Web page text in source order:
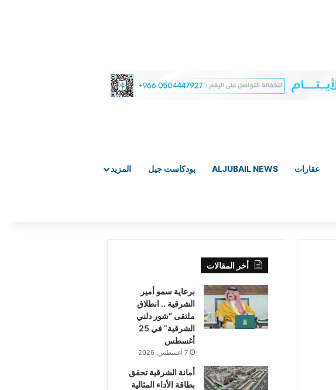
عقارات ALJUBAIL NEWS بودكاست جيل المزيد
أخر المقالات
برعاية سمو أمير
الشرقية .. انطلاق
ملتقى “شور دلني
الشرقية” في 25
أغسطس
7 أغسطس, 2026
أمانة الشرقية تحقق
بطاقة الأداء المثالية